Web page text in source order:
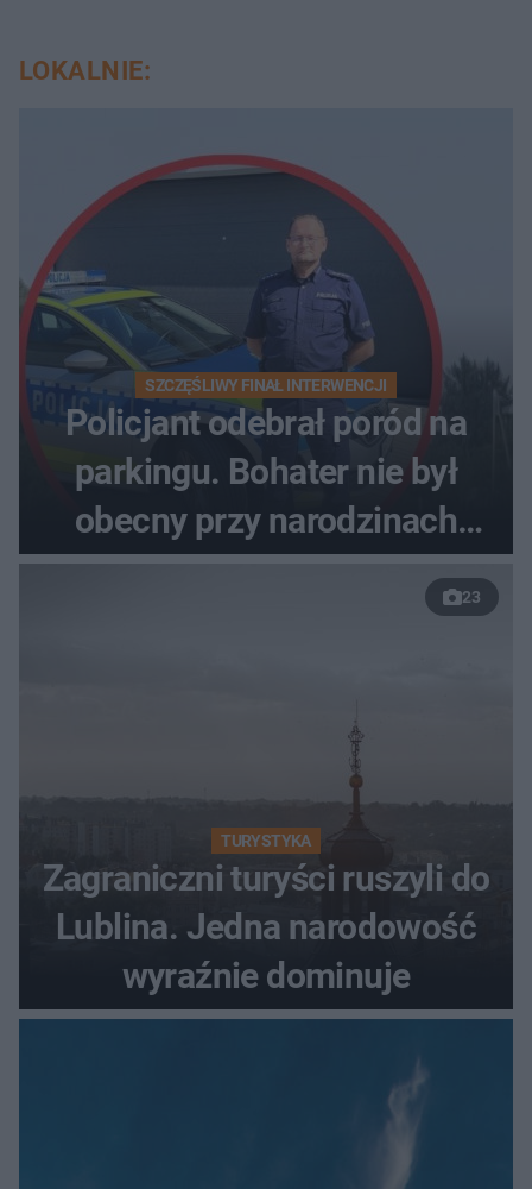
LOKALNIE:
SZCZĘŚLIWY FINAŁ INTERWENCJI
Policjant odebrał poród na
parkingu. Bohater nie był
obecny przy narodzinach
własnych dzieci
23
TURYSTYKA
Zagraniczni turyści ruszyli do
Lublina. Jedna narodowość
wyraźnie dominuje